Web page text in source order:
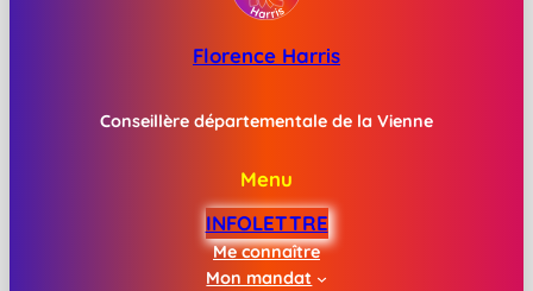
Florence Harris
Conseillère départementale de la Vienne
Menu
INFOLETTRE
Me connaître
Mon mandat